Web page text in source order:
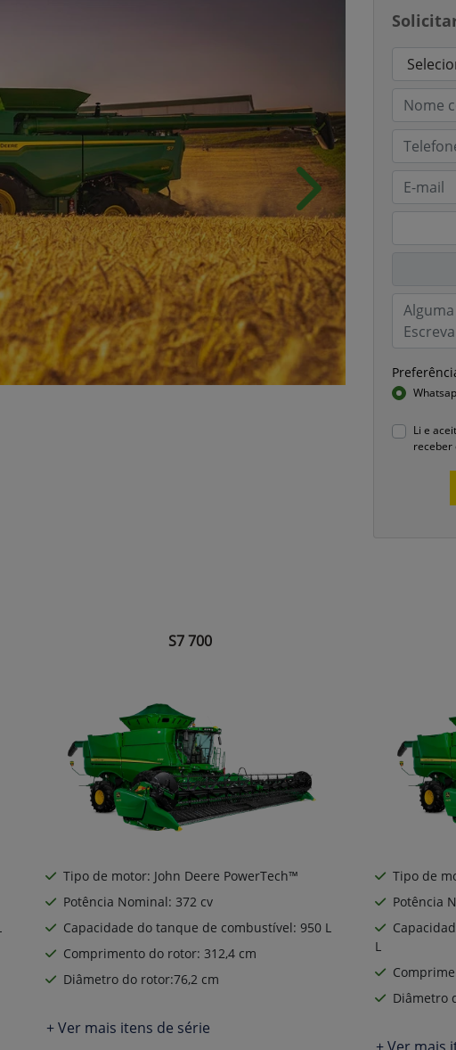
Li e
receber
Próximo
S7 700
Tipo de motor: John Deere PowerTech™
Potência Nominal: 372 cv
Capacidade do tanque de combustível: 950 L
Comprimento do rotor: 312,4 cm
Diâmetro do rotor:76,2 cm
+ Ver mais itens de série
Tipo de
Potência
L
Diâmetro